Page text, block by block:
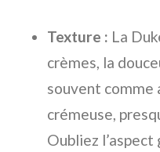
Texture : La
crèmes, la
souvent comme
crémeuse,
Oubliez